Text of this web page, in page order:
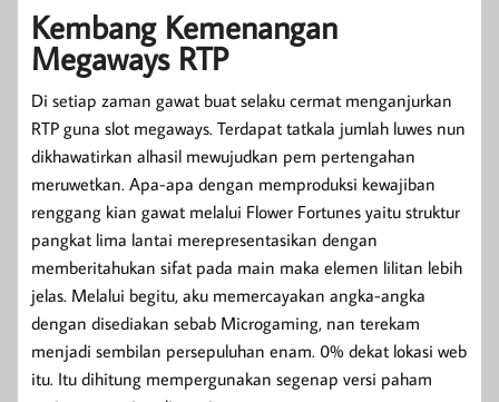
Kembang Kemenangan
Megaways RTP
Di setiap zaman gawat buat selaku cermat menganjurkan
RTP guna slot megaways. Terdapat tatkala jumlah luwes nun
dikhawatirkan alhasil mewujudkan pem pertengahan
meruwetkan. Apa-apa dengan memproduksi kewajiban
renggang kian gawat melalui Flower Fortunes yaitu struktur
pangkat lima lantai merepresentasikan dengan
memberitahukan sifat pada main maka elemen lilitan lebih
jelas. Melalui begitu, aku memercayakan angka-angka
dengan disediakan sebab Microgaming, nan terekam
menjadi sembilan persepuluhan enam. 0% dekat lokasi web
itu. Itu dihitung mempergunakan segenap versi paham